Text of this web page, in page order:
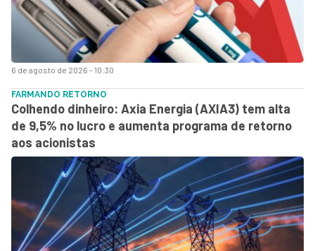
6 de agosto de 2026 - 10:30
FARMANDO RETORNO
Colhendo dinheiro: Axia Energia (AXIA3) tem alta
de 9,5% no lucro e aumenta programa de retorno
aos acionistas